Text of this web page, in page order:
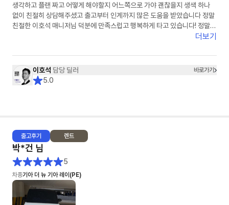
생각하고 플랜 짜고 어떻게 해야할지 어느쪽으로 가야 괜찮을지 생색 하나
없이 친절히 상담해주셨고 출고부터 인계까지 많은 도움을 받았습니다 정말
친절한 이호석 매니저님 덕분에 만족스럽고 행복하게 타고 있습니다! 정말
더보기
이호석 담당 딜러 바로가기
5.0
출고후기 렌트
박*건 님
5
차종기아 더 뉴 기아 레이(PE)